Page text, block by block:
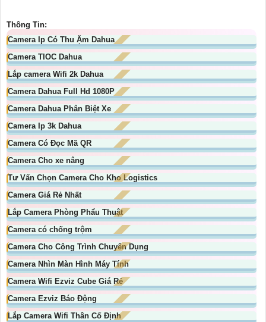
Thông Tin:
Camera Ip Có Thu Ậm Dahua
Camera TIOC Dahua
Lắp camera Wifi 2k Dahua
Camera Dahua Full Hd 1080P
Camera Dahua Phân Biệt Xe
Camera Ip 3k Dahua
Camera Có Đọc Mã QR
Camera Cho xe nâng
Tư Vấn Chọn Camera Cho Kho Logistics
Camera Giá Rẻ Nhất
Lắp Camera Phòng Phẩu Thuật
Camera có chống trộm
Camera Cho Công Trình Chuyên Dụng
Camera Nhìn Màn Hình Máy Tính
Camera Wifi Ezviz Cube Giá Rẻ
Camera Ezviz Báo Động
Lắp Camera Wifi Thân Cố Định